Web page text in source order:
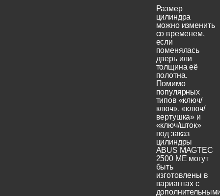
Размер
цилиндра
можно изменить
со временем,
если
поменялась
дверь или
толщина её
полотна.
Помимо
популярных
типов «ключ/
ключ», «ключ/
вертушка» и
«ключ/шток»
под заказ
цилиндры
ABUS MAGTEC
2500 ME могут
быть
изготовлены в
вариантах с